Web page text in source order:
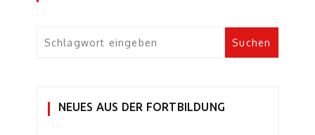
NEUES AUS DER FORTBILDUNG